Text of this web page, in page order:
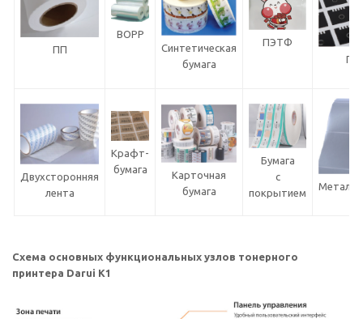
ПП
BOPP
Синтетическая
бумага
ПЭТФ
Двухсторонняя
лента
Крафт-
бумага
Карточная
бумага
Бумага
с
покрытием
Схема основных функциональных узлов тонерного
принтера Darui K1